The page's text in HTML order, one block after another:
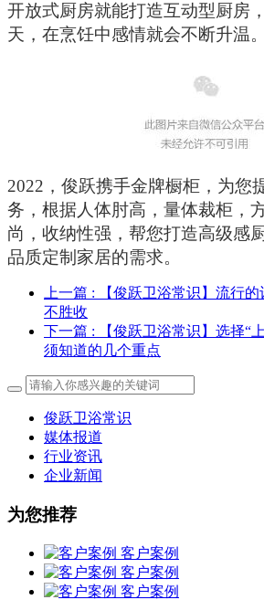
开放式厨房就能打造互动型厨房
天，在烹饪中感情就会不断升温。
2022，俊跃携手金牌橱柜，为您
务，根据人体肘高，量体裁柜，
尚，收纳性强，帮您打造高级感
品质定制家居的需求。
上一篇 : 【俊跃卫浴常识】流行
不胜收
下一篇 : 【俊跃卫浴常识】选择“
须知道的几个重点
俊跃卫浴常识
媒体报道
行业资讯
企业新闻
为您推荐
客户案例
客户案例
客户案例